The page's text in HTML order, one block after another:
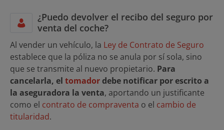
¿Puedo devolver el recibo del seguro por
venta del coche?
Al vender un vehículo, la Ley de Contrato de Seguro
establece que la póliza no se anula por sí sola, sino
que se transmite al nuevo propietario. Para
cancelarla, el tomadordebe notificar por escrito a
la aseguradora la venta, aportando un justificante
como el contrato de compraventa o el cambio de
titularidad.